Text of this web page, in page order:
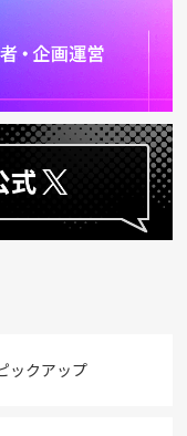
ックアップ